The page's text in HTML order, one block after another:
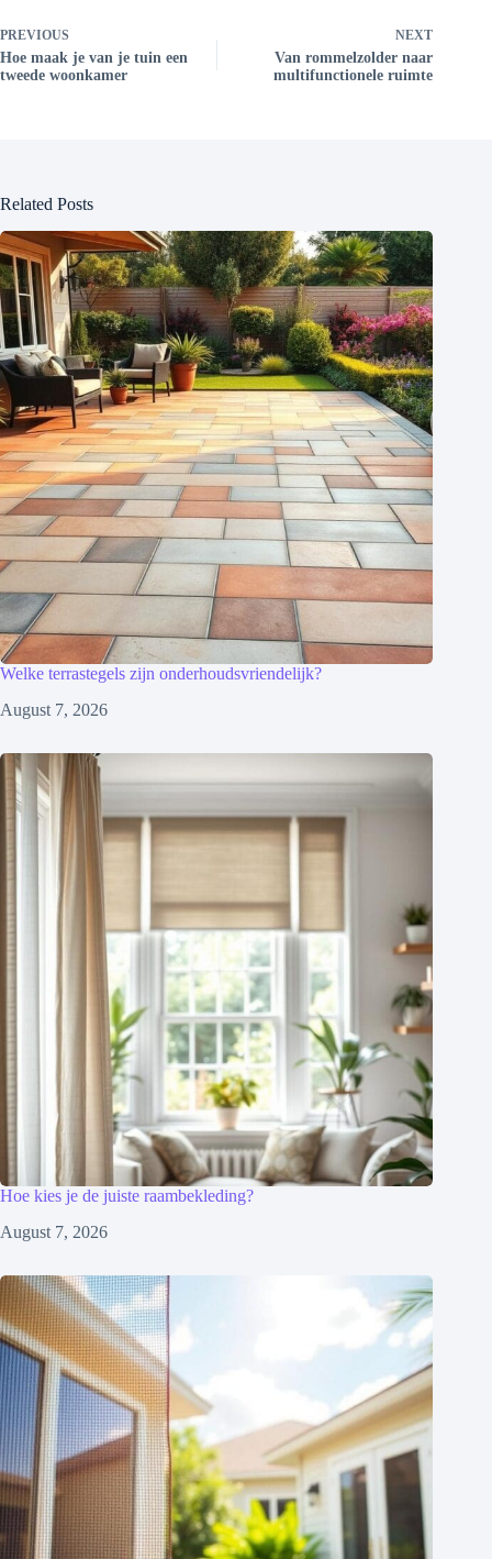
PREVIOUS
Hoe maak je van je tuin een
tweede woonkamer
NEXT
Van rommelzolder naar
multifunctionele ruimte
Related Posts
Welke terrastegels zijn onderhoudsvriendelijk?
August 7, 2026
Hoe kies je de juiste raambekleding?
August 7, 2026